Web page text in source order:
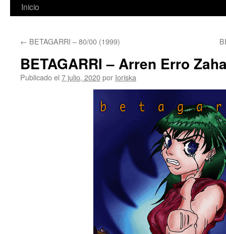
Inicio
← BETAGARRI – 80/00 (1999)
BETAGARRI – Arren Erro
Publicado el 7 julio, 2020por Ioriska